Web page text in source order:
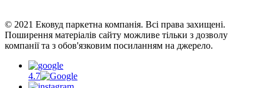
© 2021 Ековуд паркетна компанія. Всі права захищені.
Поширення матеріалів сайту можливе тільки з дозволу
компанії та з обов'язковим посиланням на джерело.
4.7